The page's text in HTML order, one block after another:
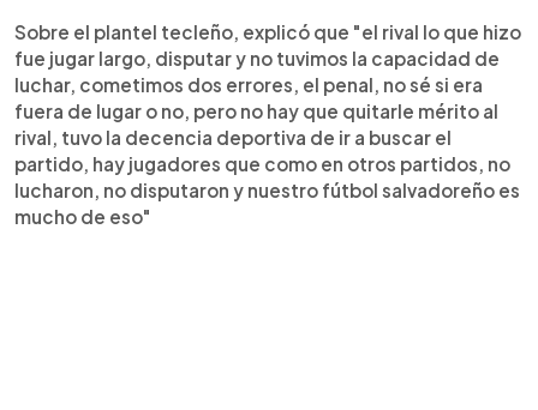
Sobre el plantel tecleño, explicó que "el rival lo que hizo
fue jugar largo, disputar y no tuvimos la capacidad de
luchar, cometimos dos errores, el penal, no sé si era
fuera de lugar o no, pero no hay que quitarle mérito al
rival, tuvo la decencia deportiva de ir a buscar el
partido, hay jugadores que como en otros partidos, no
lucharon, no disputaron y nuestro fútbol salvadoreño es
mucho de eso"